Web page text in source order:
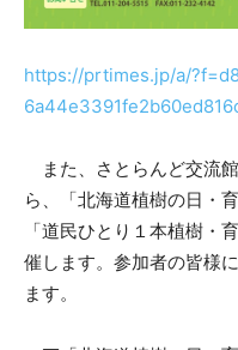
https://prtimes.jp/a/
また、さとらんど交流
ら、「北海道植樹の日・
「道民ひとり１本植樹・
催します。参加者の皆様
ます。